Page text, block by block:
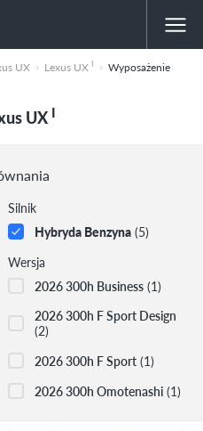
UX Lexus UX I Wyposażenie
UX I
Silnik
Hybryda Benzyna (5)
Wersja
2026 300h Business (1)
2026 300h F Sport Design
(2)
2026 300h F Sport (1)
2026 300h Omotenashi (1)